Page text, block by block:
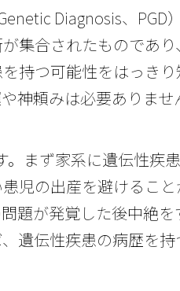
Diagnosis、
集合されたものであ
持つ可能性をはっき
神頼みは必要ありませ
まず家系に遺伝性疾
児の出産を避けるこ
題が発覚した後中絶
遺伝性疾患の病歴を